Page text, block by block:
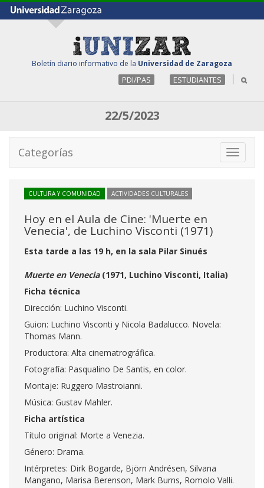
Boletín diario informativo de la Universidad de Zaragoza
PDI/PAS ESTUDIANTES
22/5/2023
Toggle
Categorías
CULTURA Y COMUNIDAD ACTIVIDADES CULTURALES
Hoy en el Aula de Cine: 'Muerte en
Venecia', de Luchino Visconti (1971)
Esta tarde a las 19 h, en la sala Pilar Sinués
Muerte en Venecia (1971, Luchino Visconti, Italia)
Ficha técnica
Dirección: Luchino Visconti.
Guion: Luchino Visconti y Nicola Badalucco. Novela:
Thomas Mann.
Productora: Alta cinematrográfica.
Fotografía: Pasqualino De Santis, en color.
Montaje: Ruggero Mastroianni.
Música: Gustav Mahler.
Ficha artística
Título original: Morte a Venezia.
Género: Drama.
Intérpretes: Dirk Bogarde, Björn Andrésen, Silvana
Mangano, Marisa Berenson, Mark Burns, Romolo Valli.